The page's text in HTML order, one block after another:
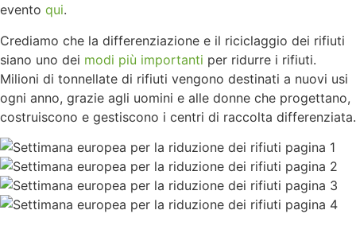
evento qui.
Crediamo che la differenziazione e il riciclaggio dei rifiuti
siano uno dei modi più importanti per ridurre i rifiuti.
Milioni di tonnellate di rifiuti vengono destinati a nuovi usi
ogni anno, grazie agli uomini e alle donne che progettano,
costruiscono e gestiscono i centri di raccolta differenziata.